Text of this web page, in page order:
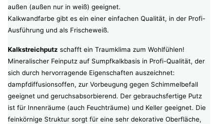
außen (außen nur in weiß) geeignet.
Kalkwandfarbe gibt es ein einer einfachen Qualität, in der Profi-
Ausführung und als Frischeweiß.
Kalkstreichputz schafft ein Traumklima zum Wohlfühlen!
Mineralischer Feinputz auf Sumpfkalkbasis in Profi-Qualität, der
sich durch hervorragende Eigenschaften auszeichnet:
dampfdiffusionsoffen, zur Vorbeugung gegen Schimmelbefall
geeignet und geruchsabsorbierend. Der gebrauchsfertige Putz
ist für Innenräume (auch Feuchträume) und Keller geeignet. Die
feinkörnige Struktur sorgt für eine sehr dekorative Oberfläche,